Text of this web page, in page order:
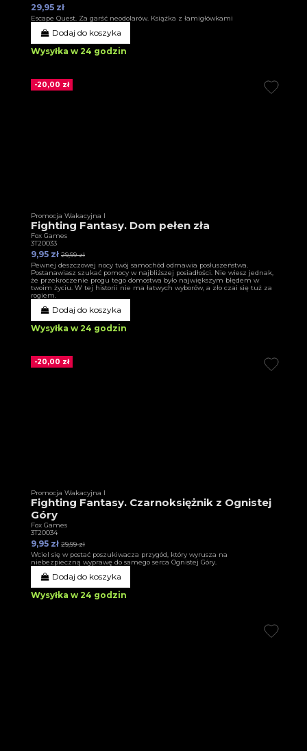
29,95 zł
Escape Quest. Za garść neodolarów. Książka z łamigłówkami
Dodaj do koszyka
Wysyłka w 24 godzin
-20,00 zł
Promocja Wakacyjna I
Fighting Fantasy. Dom pełen zła
Fox Games
3T20033
9,95 zł 29,99 zł
Pewnej deszczowej nocy twój samochód odmawia posłuszeństwa.
Postanawiasz szukać pomocy w najbliższej posiadłości. Nie wiesz jednak,
że przekroczenie progu tego domostwa było największym błędem w
twoim życiu. W tej historii nie ma łatwych wyborów, a zło czai się tuż za
rogiem.
Dodaj do koszyka
Wysyłka w 24 godzin
-20,00 zł
Promocja Wakacyjna I
Fighting Fantasy. Czarnoksiężnik z Ognistej
Góry
Fox Games
3T20034
9,95 zł 29,99 zł
Wciel się w postać poszukiwacza przygód, który wyrusza na
niebezpieczną wyprawę do samego serca Ognistej Góry.
Dodaj do koszyka
Wysyłka w 24 godzin